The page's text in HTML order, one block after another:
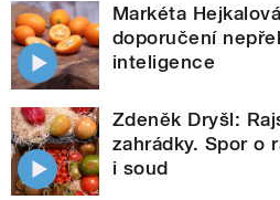
Markéta
doporučení
inteligence
Zdeněk Dryšl:
zahrádky. Spor o
i soud